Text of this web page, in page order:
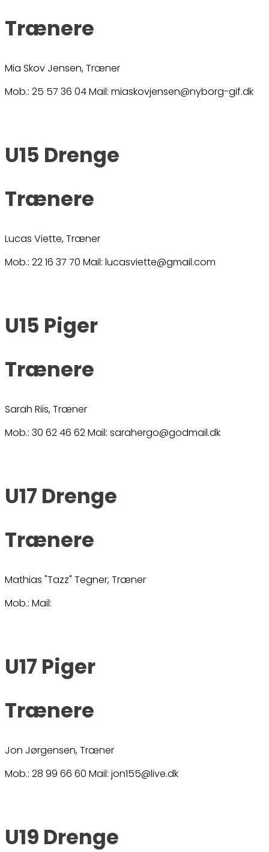
Trænere
Mia Skov Jensen, Træner
Mob.: 25 57 36 04 Mail: miaskovjensen@nyborg-gif.dk
U15 Drenge
Trænere
Lucas Viette, Træner
Mob.: 22 16 37 70 Mail: lucasviette@gmail.com
U15 Piger
Trænere
Sarah Riis, Træner
Mob.: 30 62 46 62 Mail: sarahergo@godmail.dk
U17 Drenge
Trænere
Mathias "Tazz" Tegner, Træner
Mob.: Mail:
U17 Piger
Trænere
Jon Jørgensen, Træner
Mob.: 28 99 66 60 Mail: jon155@live.dk
U19 Drenge